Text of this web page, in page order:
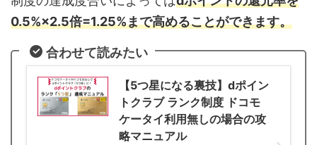
0.5%×2.5倍=1.25%まで高めることができます。
合わせて読みたい
【5つ星になる裏技】dポイン
トクラブ ランク制度 ドコモ
ケータイ利用無しの場合の攻
略マニュアル